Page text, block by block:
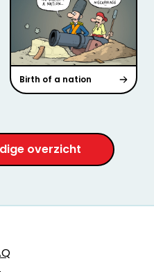
Birth of a nation
overzicht